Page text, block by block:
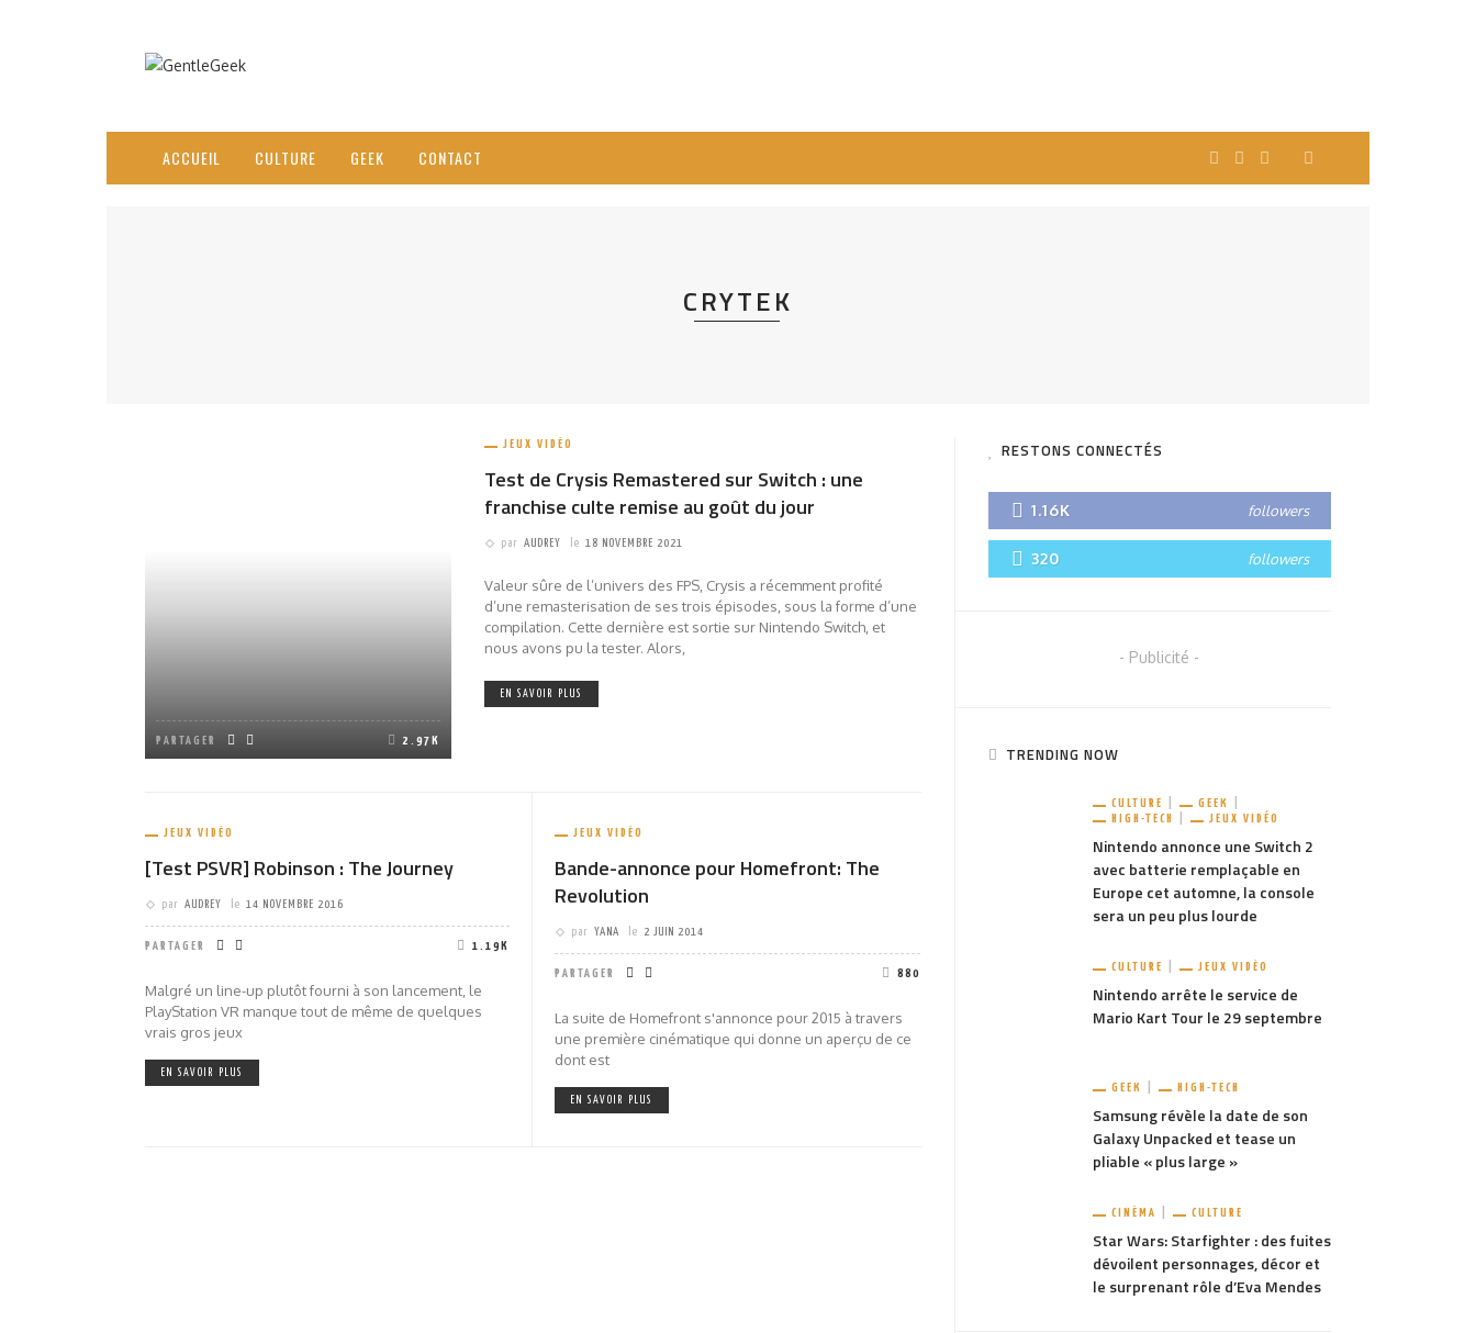
ACCUEIL CULTURE GEEK CONTACT
CRYTEK
PARTAGER 2.97K
JEUX VIDÉO
Test de Crysis Remastered sur Switch : une
franchise culte remise au goût du jour
par AUDREY le 18 NOVEMBRE 2021
Valeur sûre de l’univers des FPS, Crysis a récemment profité
d’une remasterisation de ses trois épisodes, sous la forme d’une
compilation. Cette dernière est sortie sur Nintendo Switch, et
nous avons pu la tester. Alors,
EN SAVOIR PLUS
JEUX VIDÉO
[Test PSVR] Robinson : The Journey
par AUDREY le 14 NOVEMBRE 2016
PARTAGER 1.19K
Malgré un line-up plutôt fourni à son lancement, le
PlayStation VR manque tout de même de quelques
vrais gros jeux
EN SAVOIR PLUS
JEUX VIDÉO
Bande-annonce pour Homefront: The
Revolution
par YANA le 2 JUIN 2014
PARTAGER 880
La suite de Homefront s'annonce pour 2015 à travers
une première cinématique qui donne un aperçu de ce
dont est
EN SAVOIR PLUS
RESTONS CONNECTÉS
1.16K followers
320 followers
- Publicité -
TRENDING NOW
CULTURE
GEEK
HIGH-TECH
JEUX VIDÉO
Nintendo annonce une Switch 2
avec batterie remplaçable en
Europe cet automne, la console
sera un peu plus lourde
CULTURE JEUX VIDÉO
Nintendo arrête le service de
Mario Kart Tour le 29 septembre
GEEK HIGH-TECH
Samsung révèle la date de son
Galaxy Unpacked et tease un
pliable « plus large »
CINÉMA CULTURE
Star Wars: Starfighter : des fuites
dévoilent personnages, décor et
le surprenant rôle d’Eva Mendes